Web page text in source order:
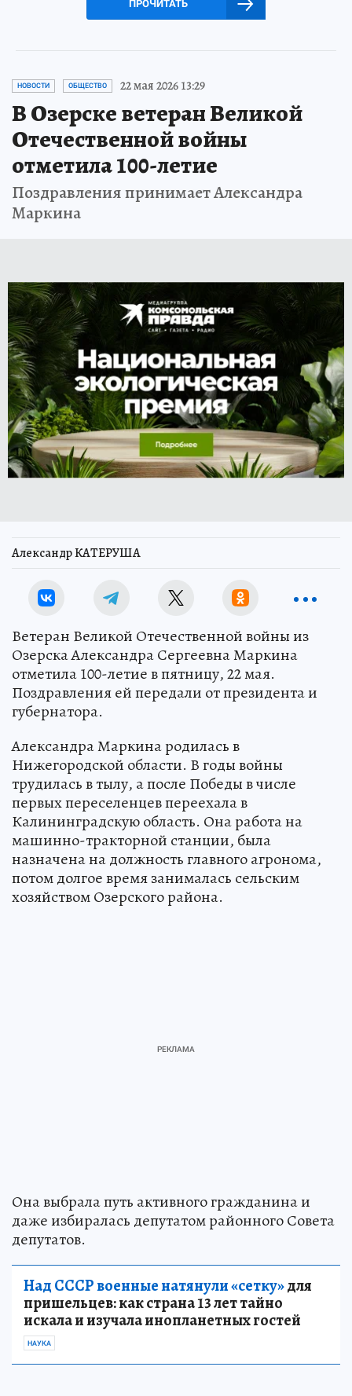
ПРОЧИТАТЬ
НОВОСТИ ОБЩЕСТВО 22 мая 2026 13:29
В Озерске ветеран Великой
Отечественной войны
отметила 100-летие
Поздравления принимает Александра
Маркина
Александр КАТЕРУША
Ветеран Великой Отечественной войны из
Озерска Александра Сергеевна Маркина
отметила 100-летие в пятницу, 22 мая.
Поздравления ей передали от президента и
губернатора.
Александра Маркина родилась в
Нижегородской области. В годы войны
трудилась в тылу, а после Победы в числе
первых переселенцев переехала в
Калининградскую область. Она работа на
машинно-тракторной станции, была
назначена на должность главного агронома,
потом долгое время занималась сельским
хозяйством Озерского района.
Она выбрала путь активного гражданина и
даже избиралась депутатом районного Совета
депутатов.
Над СССР военные натянули «сетку»для
пришельцев: как страна 13 лет тайно
искала и изучала инопланетных гостей
НАУКА